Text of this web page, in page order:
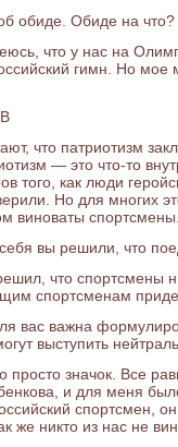
обиде. Обиде на что?
что у нас на
гимн. Но мое
что патриотизм
— это что-то
того, как люди
Но для многих
виноваты спортсмены.
вы решили, что
что спортсмены
спортсменам
вас важна
выступить
значок. Все
и для меня
спортсмен,
же никто из нас не